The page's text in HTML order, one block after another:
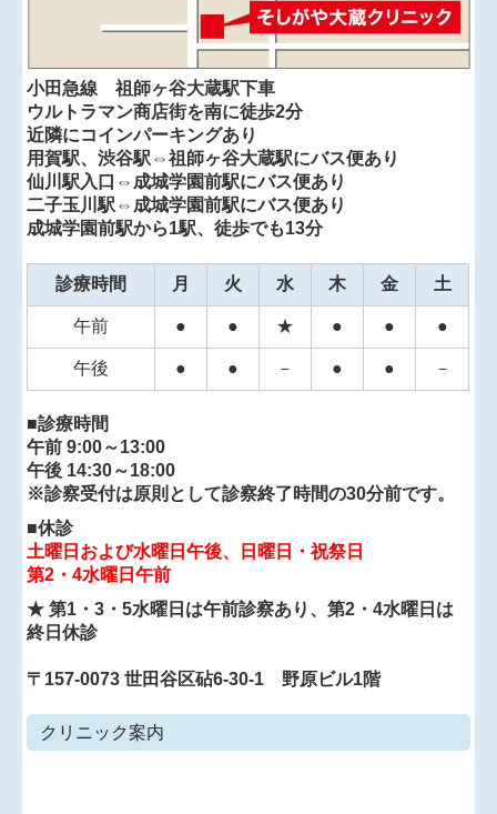
クリニック案内
上記以外で接種希望の方は任意接種となり、費用は
16000円です。
ティのみ です。
◆インフルエンザワクチン接種について
2024年10月1日からインフルエンザワクチン接種を始め
ます。
予約制ではありません。診療日の9：00から11：45ま
さい。
ワクチンの接種予約やお取り置きは行っておりませ
すでに当院でのコロナワクチンの接種予約のある方は
これとの同時接種も可能です。一般：￥4000
23区内在住の65歳以上の方：￥2500（区から送付され
た接種予診票を必ずお持ちください）
◆『レシピプラス 骨粗鬆症とくすり』（南山堂
鬆症の管理と治療のガイドライン」を読み解く」を執
筆しました。
◆『新版 人材開発辞典』（東洋経済新報社
◆
2024/9/16（月・祝）15：40～16：54 テレビ東京
「よじごじDays」の番組内、『名医の骨活！ 健康メ
小田急線 祖師ヶ谷大蔵駅下車
ウルトラマン商店街を南に徒歩2分
近隣にコインパーキングあり
用賀駅、渋谷駅⇔祖師ヶ谷大蔵駅にバス便あり
仙川駅入口⇔成城学園前駅にバス便あり
二子玉川駅⇔成城学園前駅にバス便あり
成城学園前駅から1駅、徒歩でも13分
診療時間 月 火 水 木 金 土
午前 ● ● ★ ● ● ●
午後 ● ● － ● ● －
■診療時間
午前 9:00～13:00
午後 14:30～18:00
※診察受付は原則として診察終了時間の30分前です。
■休診
土曜日および水曜日午後、日曜日・祝祭日
第2・4水曜日午前
★ 第1・3・5水曜日は午前診察あり、第2・4水曜日は
終日休診
〒157-0073 世田谷区砧6-30-1 野原ビル1階